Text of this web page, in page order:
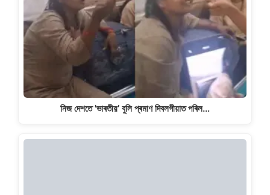
নিজ দেশতে 'ভাৰতীয়’ বুলি প্ৰমাণ দিবলগীয়াত পৰিল…